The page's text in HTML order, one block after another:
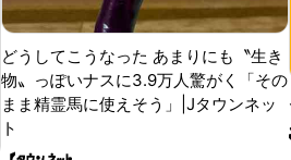
どうしてこうなった あまりにも〝生き
物〟っぽいナスに3.9万人驚がく「その
まま精霊馬に使えそう」|Jタウンネッ
ト